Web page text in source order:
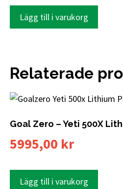
Lägg till i varukorg
Relaterade
Goal Zero – Yeti 500X
5995,00 kr
Lägg till i varukorg